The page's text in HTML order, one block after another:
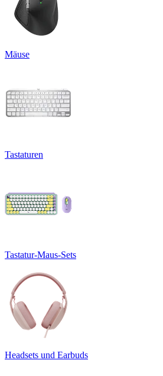
Mäuse
Tastaturen
Tastatur-Maus-Sets
Headsets und Earbuds